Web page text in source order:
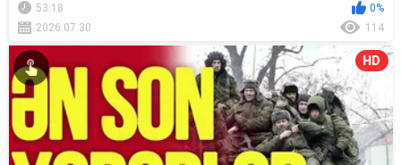
53:18
0%
2026.07.30
114
HD